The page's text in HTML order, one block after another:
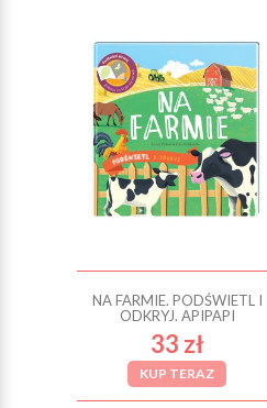
NA FARMIE. PODŚWIETL I
ODKRYJ. APIPAPI
33 zł
KUP TERAZ